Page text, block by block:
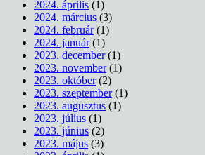
2024. április (1)
2024. március (3)
2024. február(1)
2024. január(1)
2023. december(1)
2023. november(1)
2023. október(2)
2023. szeptember(1)
2023. augusztus (1)
2023. július (1)
2023. június (2)
2023. május (3)